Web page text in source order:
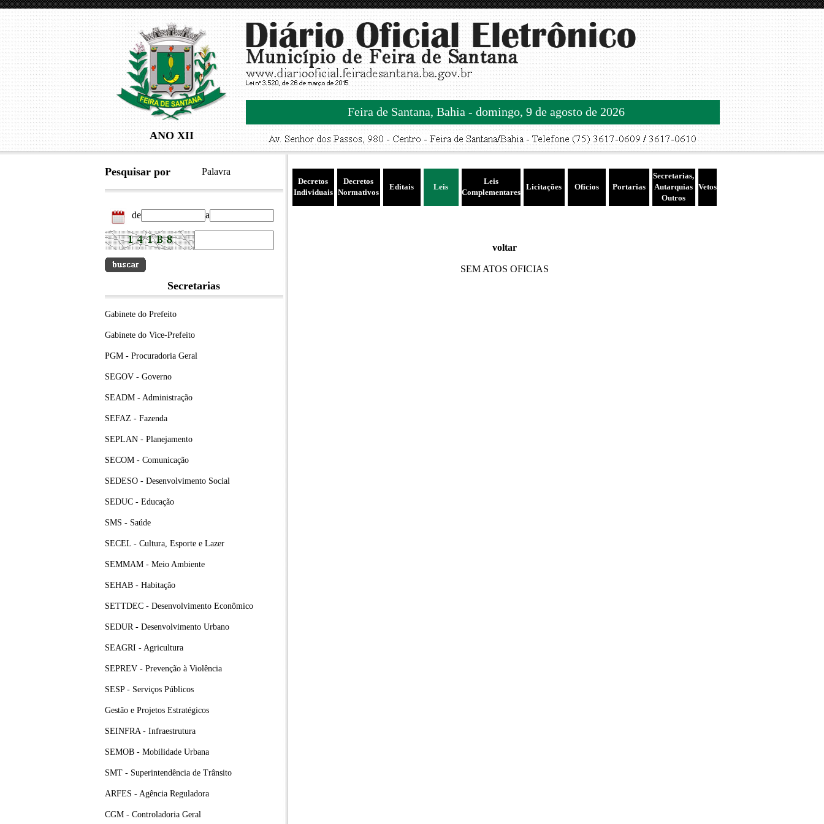
ANO XII
Feira de Santana, Bahia - domingo, 9 de agosto de 2026
Pesquisar por Palavra
de a
Secretarias
Gabinete do Prefeito
Gabinete do Vice-Prefeito
PGM - Procuradoria Geral
SEGOV - Governo
SEADM - Administração
SEFAZ - Fazenda
SEPLAN - Planejamento
SECOM - Comunicação
SEDESO - Desenvolvimento Social
SEDUC - Educação
SMS - Saúde
SECEL - Cultura, Esporte e Lazer
SEMMAM - Meio Ambiente
SEHAB - Habitação
SETTDEC - Desenvolvimento Econômico
SEDUR - Desenvolvimento Urbano
SEAGRI - Agricultura
SEPREV - Prevenção à Violência
SESP - Serviços Públicos
Gestão e Projetos Estratégicos
SEINFRA - Infraestrutura
SEMOB - Mobilidade Urbana
SMT - Superintendência de Trânsito
ARFES - Agência Reguladora
CGM - Controladoria Geral
Decretos
Individuais
Decretos
Normativos
Editais Leis
Leis
Complementares
Licitações Ofícios Portarias
Secretarias,
Autarquias
Outros
Vetos
voltar
SEM ATOS OFICIAS